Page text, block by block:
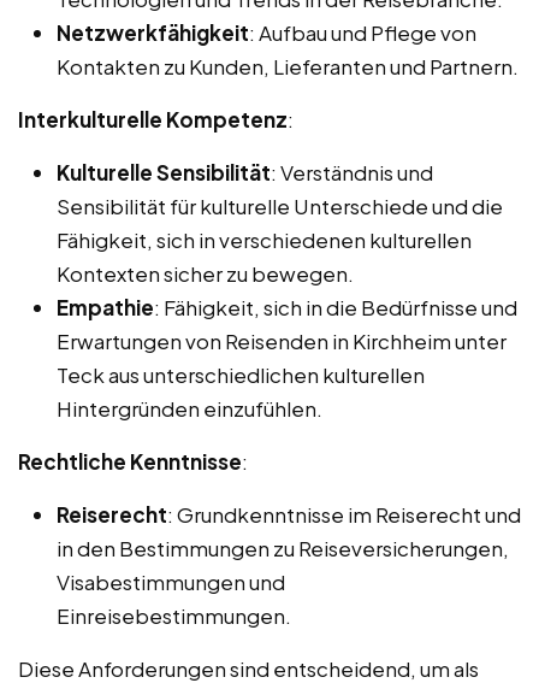
Netzwerkfähigkeit: Aufbau und Pflege von
Kontakten zu Kunden, Lieferanten und Partnern.
Interkulturelle Kompetenz:
Kulturelle Sensibilität: Verständnis und
Sensibilität für kulturelle Unterschiede und die
Fähigkeit, sich in verschiedenen kulturellen
Kontexten sicher zu bewegen.
Empathie: Fähigkeit, sich in die Bedürfnisse und
Erwartungen von Reisenden in Kirchheim unter
Teck aus unterschiedlichen kulturellen
Hintergründen einzufühlen.
Rechtliche Kenntnisse:
Reiserecht: Grundkenntnisse im Reiserecht und
in den Bestimmungen zu Reiseversicherungen,
Visabestimmungen und
Einreisebestimmungen.
Diese Anforderungen sind entscheidend, um als